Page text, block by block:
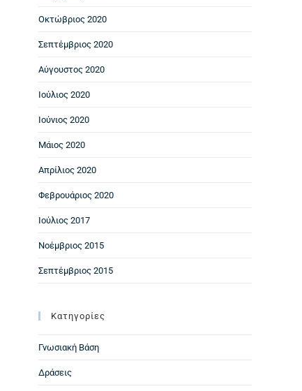
Οκτώβριος 2020
Σεπτέμβριος 2020
Αύγουστος 2020
Ιούλιος 2020
Ιούνιος 2020
Μάιος 2020
Απρίλιος 2020
Φεβρουάριος 2020
Ιούλιος 2017
Νοέμβριος 2015
Σεπτέμβριος 2015
Kατηγορίες
Γνωσιακή Βάση
Δράσεις